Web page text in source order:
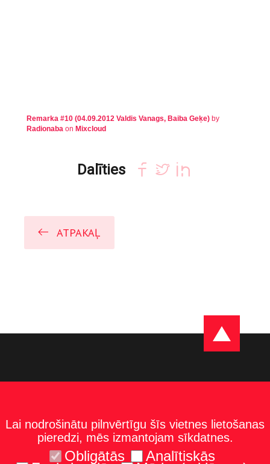
Remarka #10 (04.09.2012 Valdis Vanags, Baiba Geķe) by
Radionaba on Mixcloud
Dalīties
ATPAKAĻ
Lai nodrošinātu pilnvērtīgu šīs vietnes lietošanas
pieredzi, mēs izmantojam sīkdatnes.
Obligātās Analītiskās